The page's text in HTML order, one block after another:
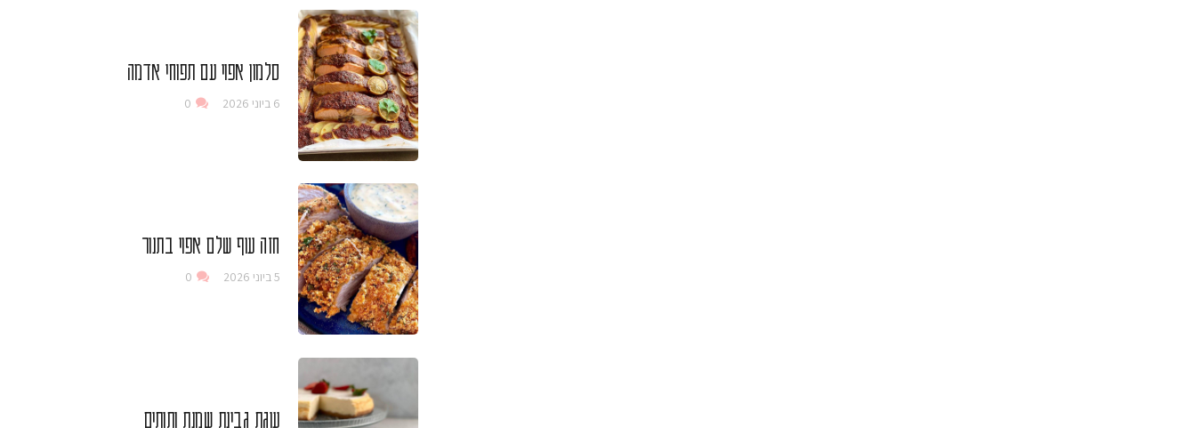
סלמון אפוי עם תפוחי אדמה
6 ביוני 2026 0
חזה עוף שלם אפוי בתנור
5 ביוני 2026 0
עוגת גבינת שמנת ותותים